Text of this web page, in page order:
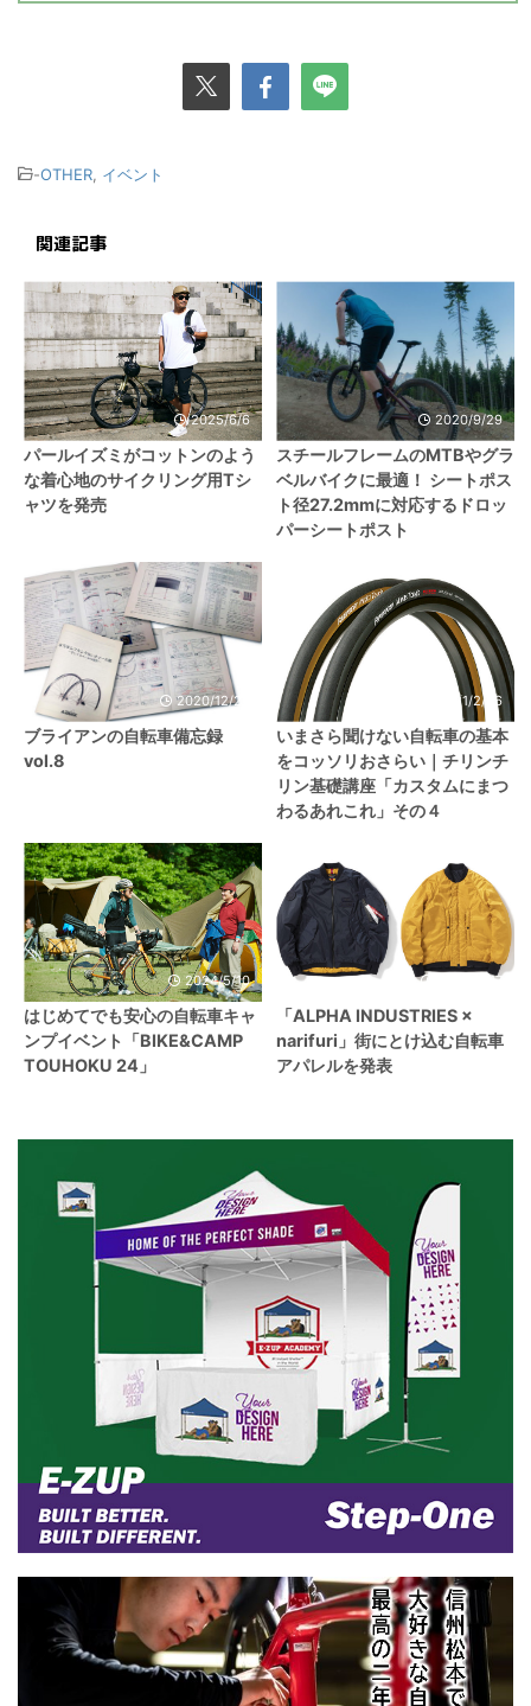
-OTHER, イベント
関連記事
2025/6/6
パールイズミがコットンのよう
な着心地のサイクリング用Tシ
ャツを発売
2020/9/29
スチールフレームのMTBやグラ
ベルバイクに最適！ シートポス
ト径27.2mmに対応するドロッ
パーシートポスト
2020/12/24
ブライアンの自転車備忘録
vol.8
2021/2/26
いまさら聞けない自転車の基本
をコッソリおさらい｜チリンチ
リン基礎講座「カスタムにまつ
わるあれこれ」その４
2024/5/10
はじめてでも安心の自転車キャ
ンプイベント「BIKE&CAMP
TOUHOKU 24」
2021/11/17
「ALPHA INDUSTRIES ×
narifuri」街にとけ込む自転車
アパレルを発表